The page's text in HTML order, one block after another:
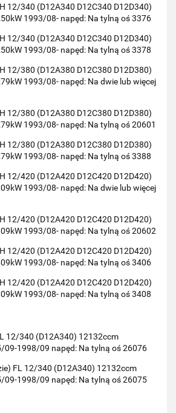
12/340 (D12A340 D12C340 D12D340)
1993/08- napęd: Na tylną oś 3376
12/340 (D12A340 D12C340 D12D340)
1993/08- napęd: Na tylną oś 3378
12/380 (D12A380 D12C380 D12D380)
1993/08- napęd: Na dwie lub więcej
12/380 (D12A380 D12C380 D12D380)
1993/08- napęd: Na tylną oś 20601
12/380 (D12A380 D12C380 D12D380)
1993/08- napęd: Na tylną oś 3388
12/420 (D12A420 D12C420 D12D420)
1993/08- napęd: Na dwie lub więcej
12/420 (D12A420 D12C420 D12D420)
1993/08- napęd: Na tylną oś 20602
12/420 (D12A420 D12C420 D12D420)
1993/08- napęd: Na tylną oś 3406
12/420 (D12A420 D12C420 D12D420)
1993/08- napęd: Na tylną oś 3408
12/340 (D12A340) 12132ccm
09-1998/09 napęd: Na tylną oś 26076
FL 12/340 (D12A340) 12132ccm
09-1998/09 napęd: Na tylną oś 26075